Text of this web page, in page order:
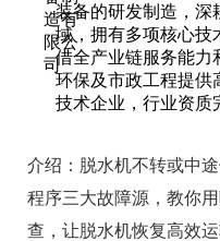
装备的研发制造，深
域，拥有多项核心技
借全产业链服务能力
环保及市政工程提供
技术企业，行业资质
介绍： 脱水机不转或中
程序三大故障源，教你
查，让脱水机恢复高效运